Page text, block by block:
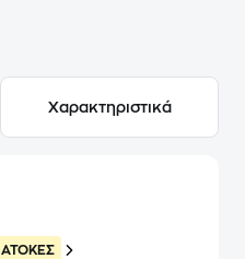
Χαρακτηριστικά
ATOKEΣ